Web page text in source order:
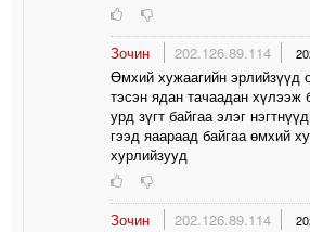
Зочин 202.126.89.114
Өмхий хужаагийн эрлийзүүд
тэсэн ядан тачаадан хүлээж
урд зүгт байгаа элэг
гээд яаараад байгаа өмхий
хурлийзууд
Зочин 202.126.89.114